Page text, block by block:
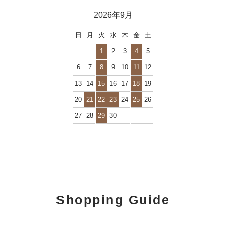
2026年9月
日 月 火 水 木 金 土
1 2 3 4 5
6 7 8 9 10 11 12
13 14 15 16 17 18 19
20 21 22 23 24 25 26
27 28 29 30
Shopping Guide